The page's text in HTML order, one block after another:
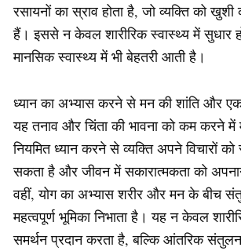
रसायनों का स्राव होता है, जो व्यक्ति को
हैं। इससे न केवल शारीरिक स्वास्थ्य में सुधार
मानसिक स्वास्थ्य में भी बेहतरी आती है।
ध्यान का अभ्यास करने से मन की शांति और
यह तनाव और चिंता की भावना को कम करने में
नियमित ध्यान करने से व्यक्ति अपने विचारों
सकता है और जीवन में सकारात्मकता को
वहीं, योग का अभ्यास शरीर और मन के बीच
महत्वपूर्ण भूमिका निभाता है। यह न केवल
समर्थन प्रदान करता है, बल्कि आंतरिक